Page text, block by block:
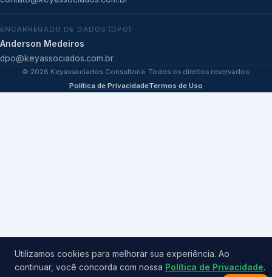
ENCARREGADO DE DADOS (DPO)
Anderson Medeiros
dpo@keyassociados.com.br
© 2026 Keyassociados Consultoria. Todos os direitos reservados.
Política de PrivacidadeTermos de Uso
Utilizamos cookies para melhorar sua experiência. Ao
continuar, você concorda com nossa Política de Privacidade.